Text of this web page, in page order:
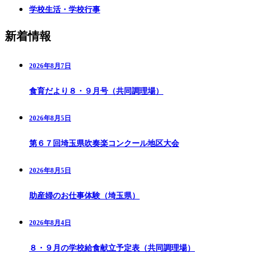
学校生活・学校行事
新着情報
2026年8月7日
食育だより８・９月号（共同調理場）
2026年8月5日
第６７回埼玉県吹奏楽コンクール地区大会
2026年8月5日
助産婦のお仕事体験（埼玉県）
2026年8月4日
８・９月の学校給食献立予定表（共同調理場）